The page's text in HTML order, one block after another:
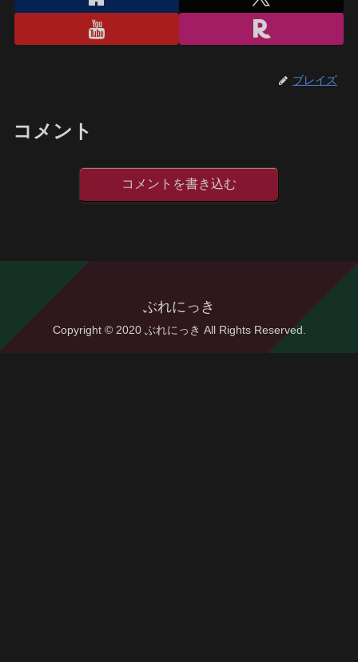
ブレイズ
コメント
コメントを書き込む
ぶれにっき
Copyright © 2020 ぶれにっき All Rights Reserved.